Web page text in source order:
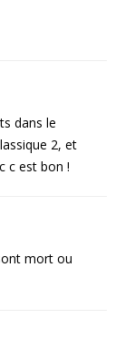
dans le
2, et
c est bon !
mort ou